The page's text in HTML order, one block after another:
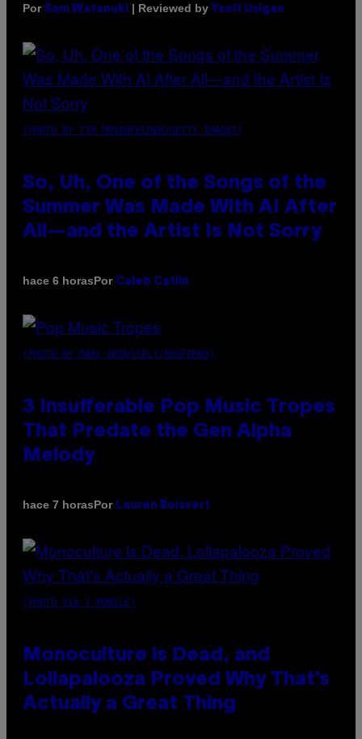
Por Sam Watanuki | Reviewed by Ysolt Usigan
(PHOTO BY TIM MOSENFELDER/GETTY IMAGES)
So, Uh, One of the Songs of the
Summer Was Made With AI After
All—and the Artist Is Not Sorry
hace 6 horasPor Caleb Catlin
(PHOTO BY MARC BROUSSELY/REDFERNS)
3 Insufferable Pop Music Tropes
That Predate the Gen Alpha
Melody
hace 7 horasPor Lauren Boisvert
(PHOTO VIA T-MOBILE)
Monoculture is Dead, and
Lollapalooza Proved Why That’s
Actually a Great Thing